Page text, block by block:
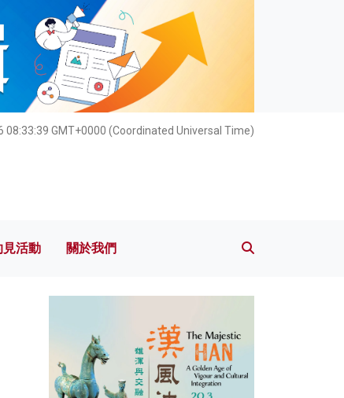
08:33:41 GMT+0000 (Coordinated Universal Time)
灼見活動 關於我們
見活動 關於我們